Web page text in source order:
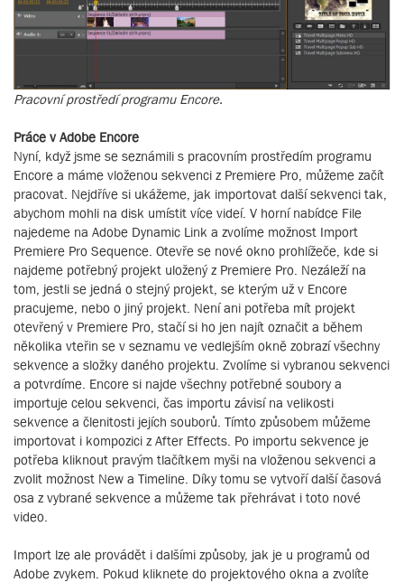
Pracovní prostředí programu Encore.
Práce v Adobe Encore
Nyní, když jsme se seznámili s pracovním prostředím programu
Encore a máme vloženou sekvenci z Premiere Pro, můžeme začít
pracovat. Nejdříve si ukážeme, jak importovat další sekvenci tak,
abychom mohli na disk umístit více videí. V horní nabídce File
najedeme na Adobe Dynamic Link a zvolíme možnost Import
Premiere Pro Sequence. Otevře se nové okno prohlížeče, kde si
najdeme potřebný projekt uložený z Premiere Pro. Nezáleží na
tom, jestli se jedná o stejný projekt, se kterým už v Encore
pracujeme, nebo o jiný projekt. Není ani potřeba mít projekt
otevřený v Premiere Pro, stačí si ho jen najít označit a během
několika vteřin se v seznamu ve vedlejším okně zobrazí všechny
sekvence a složky daného projektu. Zvolíme si vybranou sekvenci
a potvrdíme. Encore si najde všechny potřebné soubory a
importuje celou sekvenci, čas importu závisí na velikosti
sekvence a členitosti jejích souborů. Tímto způsobem můžeme
importovat i kompozici z After Effects. Po importu sekvence je
potřeba kliknout pravým tlačítkem myši na vloženou sekvenci a
zvolit možnost New a Timeline. Díky tomu se vytvoří další časová
osa z vybrané sekvence a můžeme tak přehrávat i toto nové
video.
Import lze ale provádět i dalšími způsoby, jak je u programů od
Adobe zvykem. Pokud kliknete do projektového okna a zvolíte